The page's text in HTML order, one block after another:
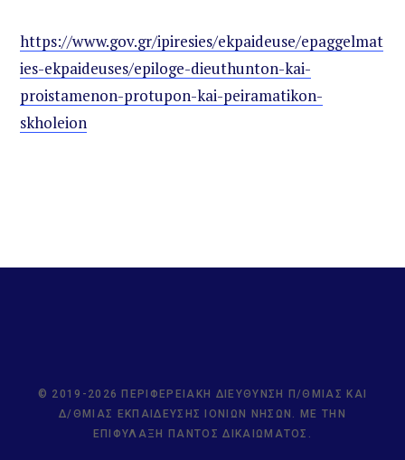
https://www.gov.gr/ipiresies/ekpaideuse/epaggelmat
ies-ekpaideuses/epiloge-dieuthunton-kai-
proistamenon-protupon-kai-peiramatikon-
skholeion
© 2019-2026 ΠΕΡΙΦΕΡΕΙΑΚΉ ΔΙΕΎΘΥΝΣΗ Π/ΘΜΙΑΣ ΚΑΙ
Δ/ΘΜΙΑΣ ΕΚΠΑΊΔΕΥΣΗΣ ΙΟΝΊΩΝ ΝΉΣΩΝ. ΜΕ ΤΗΝ
ΕΠΙΦΎΛΑΞΗ ΠΑΝΤΌΣ ΔΙΚΑΙΏΜΑΤΟΣ.